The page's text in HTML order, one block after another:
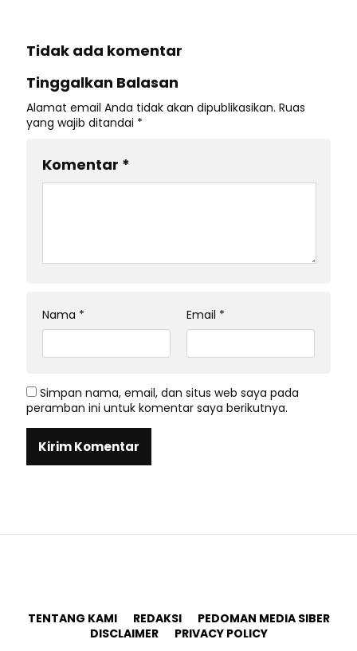
Tidak ada komentar
Tinggalkan Balasan
Alamat email Anda tidak akan dipublikasikan. Ruas
yang wajib ditandai *
Komentar *
Nama * Email *
Simpan nama, email, dan situs web saya pada
peramban ini untuk komentar saya berikutnya.
TENTANG KAMI REDAKSI
PEDOMAN MEDIA SIBER
DISCLAIMER
PRIVACY POLICY